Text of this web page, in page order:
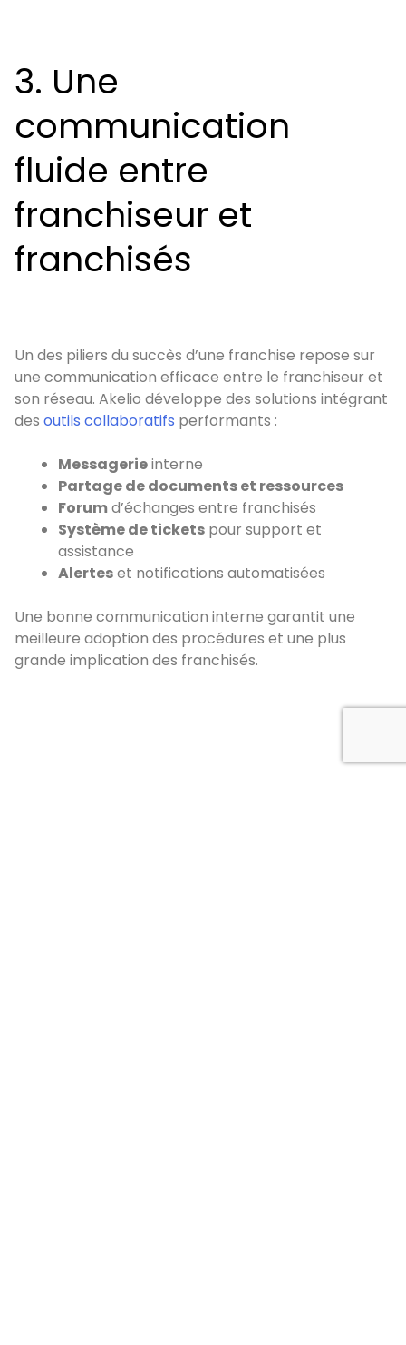
3. Une
communication
fluide entre
franchiseur et
franchisés
Un des piliers du succès d’une franchise repose sur
une communication efficace entre le franchiseur et
son réseau. Akelio développe des solutions intégrant
des outils collaboratifs performants :
Messagerieinterne
Partage de documents et ressources
Forumd’échanges entre franchisés
Système de tickets pour support et
assistance
Alerteset notifications automatisées
Une bonne communication interne garantit une
meilleure adoption des procédures et une plus
grande implication des franchisés.